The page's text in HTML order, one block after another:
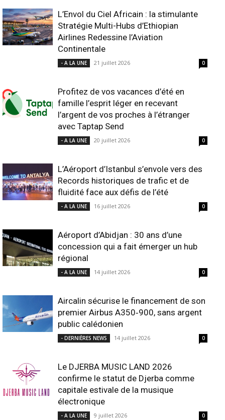
L’Envol du Ciel Africain : la stimulante
Stratégie Multi-Hubs d’Ethiopian
Airlines Redessine l’Aviation
Continentale
- A LA UNE 21 juillet 2026 0
Profitez de vos vacances d’été en
famille l’esprit léger en recevant
l’argent de vos proches à l’étranger
avec Taptap Send
- A LA UNE 20 juillet 2026 0
L’Aéroport d’Istanbul s’envole vers des
Records historiques de trafic et de
fluidité face aux défis de l’été
- A LA UNE 16 juillet 2026 0
Aéroport d’Abidjan : 30 ans d’une
concession qui a fait émerger un hub
régional
- A LA UNE 14 juillet 2026 0
Aircalin sécurise le financement de son
premier Airbus A350‑900, sans argent
public calédonien
- DERNIÈRES NEWS 14 juillet 2026 0
Le DJERBA MUSIC LAND 2026
confirme le statut de Djerba comme
capitale estivale de la musique
électronique
- A LA UNE 9 juillet 2026 0